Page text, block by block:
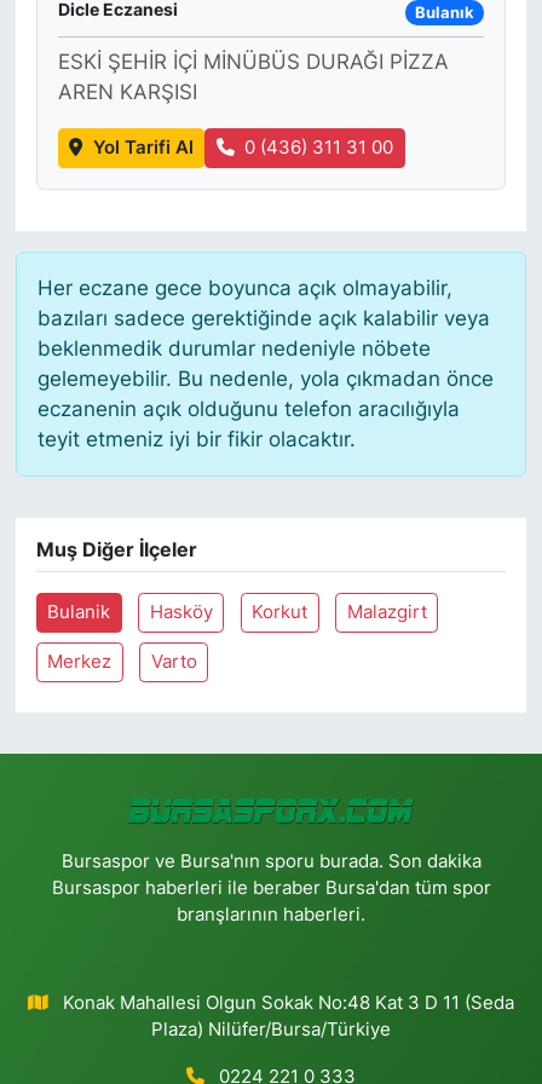
Dicle Eczanesi Bulanık
ESKİ ŞEHİR İÇİ MİNÜBÜS DURAĞI PİZZA
AREN KARŞISI
Yol Tarifi Al 0 (436) 311 31 00
Her eczane gece boyunca açık olmayabilir,
bazıları sadece gerektiğinde açık kalabilir veya
beklenmedik durumlar nedeniyle nöbete
gelemeyebilir. Bu nedenle, yola çıkmadan önce
eczanenin açık olduğunu telefon aracılığıyla
teyit etmeniz iyi bir fikir olacaktır.
Muş Diğer İlçeler
Bulanik Hasköy Korkut Malazgirt
Merkez Varto
Bursaspor ve Bursa'nın sporu burada. Son dakika
Bursaspor haberleri ile beraber Bursa'dan tüm spor
branşlarının haberleri.
Konak Mahallesi Olgun Sokak No:48 Kat 3 D 11 (Seda
Plaza) Nilüfer/Bursa/Türkiye
0224 221 0 333